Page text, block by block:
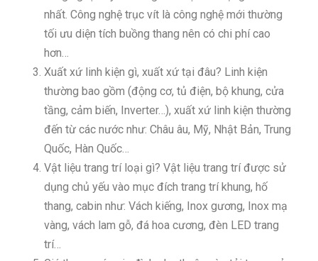
nhất. Công nghệ trục vít là công nghệ mới thường
tối ưu diện tích buồng thang nên có chi phí cao
hơn…
Xuất xứ linh kiện gì, xuất xứ tại đâu? Linh kiện
thường bao gồm (động cơ, tủ điện, bộ khung, cửa
tầng, cảm biến, Inverter…), xuất xứ linh kiện thường
đến từ các nước như: Châu âu, Mỹ, Nhật Bản, Trung
Quốc, Hàn Quốc…
Vật liệu trang trí loại gì? Vật liệu trang trí được sử
dụng chủ yếu vào mục đích trang trí khung, hố
thang, cabin như: Vách kiếng, Inox gương, Inox mạ
vàng, vách lam gỗ, đá hoa cương, đèn LED trang
trí…